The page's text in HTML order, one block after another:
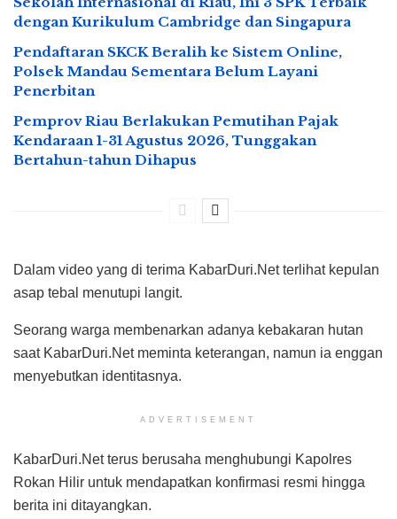
dengan Kurikulum Cambridge dan Singapura
Pendaftaran SKCK Beralih ke Sistem Online,
Polsek Mandau Sementara Belum Layani
Penerbitan
Pemprov Riau Berlakukan Pemutihan Pajak
Kendaraan 1-31 Agustus 2026, Tunggakan
Bertahun-tahun Dihapus
Dalam video yang di terima KabarDuri.Net terlihat kepulan
asap tebal menutupi langit.
Seorang warga membenarkan adanya kebakaran hutan
saat KabarDuri.Net meminta keterangan, namun ia enggan
menyebutkan identitasnya.
ADVERTISEMENT
KabarDuri.Net terus berusaha menghubungi Kapolres
Rokan Hilir untuk mendapatkan konfirmasi resmi hingga
berita ini ditayangkan.